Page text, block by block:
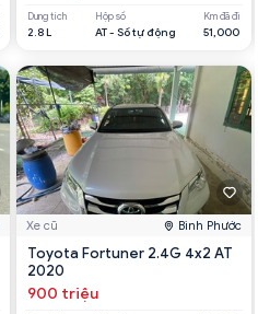
Dung tích
2.8 L
Hộp số
AT - Số tự động
Km đã đi
51,000
Xe cũ Bình Phước
Toyota Fortuner 2.4G 4x2 AT
2020
900 triệu